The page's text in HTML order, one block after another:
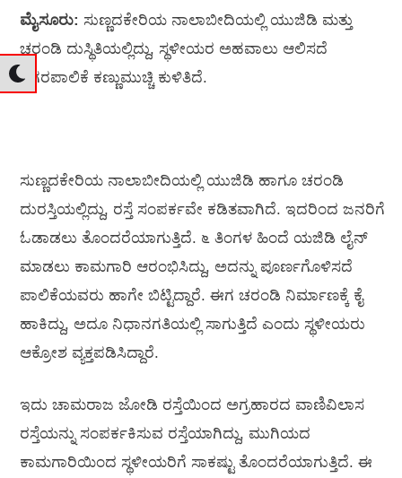
ಮೈಸೂರು: ಸುಣ್ಣದಕೇರಿಯ ನಾಲಾಬೀದಿಯಲ್ಲಿ ಯುಜಿಡಿ ಮತ್ತು
ಚರಂಡಿ ದುಸ್ಥಿತಿಯಲ್ಲಿದ್ದು, ಸ್ಥಳೀಯರ ಅಹವಾಲು ಆಲಿಸದೆ
ನಗರಪಾಲಿಕೆ ಕಣ್ಣುಮುಚ್ಚಿ ಕುಳಿತಿದೆ.
ಸುಣ್ಣದಕೇರಿಯ ನಾಲಾಬೀದಿಯಲ್ಲಿ ಯುಜಿಡಿ ಹಾಗೂ ಚರಂಡಿ
ದುರಸ್ತಿಯಲ್ಲಿದ್ದು, ರಸ್ತೆ ಸಂಪರ್ಕವೇ ಕಡಿತವಾಗಿದೆ. ಇದರಿಂದ ಜನರಿಗೆ
ಓಡಾಡಲು ತೊಂದರೆಯಾಗುತ್ತಿದೆ. ೬ ತಿಂಗಳ ಹಿಂದೆ ಯಜಿಡಿ ಲೈನ್
ಮಾಡಲು ಕಾಮಗಾರಿ ಆರಂಭಿಸಿದ್ದು, ಅದನ್ನು ಪೂರ್ಣಗೊಳಿಸದೆ
ಪಾಲಿಕೆಯವರು ಹಾಗೇ ಬಿಟ್ಟಿದ್ದಾರೆ. ಈಗ ಚರಂಡಿ ನಿರ್ಮಾಣಕ್ಕೆ ಕೈ
ಹಾಕಿದ್ದು, ಅದೂ ನಿಧಾನಗತಿಯಲ್ಲಿ ಸಾಗುತ್ತಿದೆ ಎಂದು ಸ್ಥಳೀಯರು
ಆಕ್ರೋಶ ವ್ಯಕ್ತಪಡಿಸಿದ್ದಾರೆ.
ಇದು ಚಾಮರಾಜ ಜೋಡಿ ರಸ್ತೆಯಿಂದ ಅಗ್ರಹಾರದ ವಾಣಿವಿಲಾಸ
ರಸ್ತೆಯನ್ನು ಸಂಪರ್ಕಕಿಸುವ ರಸ್ತೆಯಾಗಿದ್ದು, ಮುಗಿಯದ
ಕಾಮಗಾರಿಯಿಂದ ಸ್ಥಳೀಯರಿಗೆ ಸಾಕಷ್ಟು ತೊಂದರೆಯಾಗುತ್ತಿದೆ. ಈ